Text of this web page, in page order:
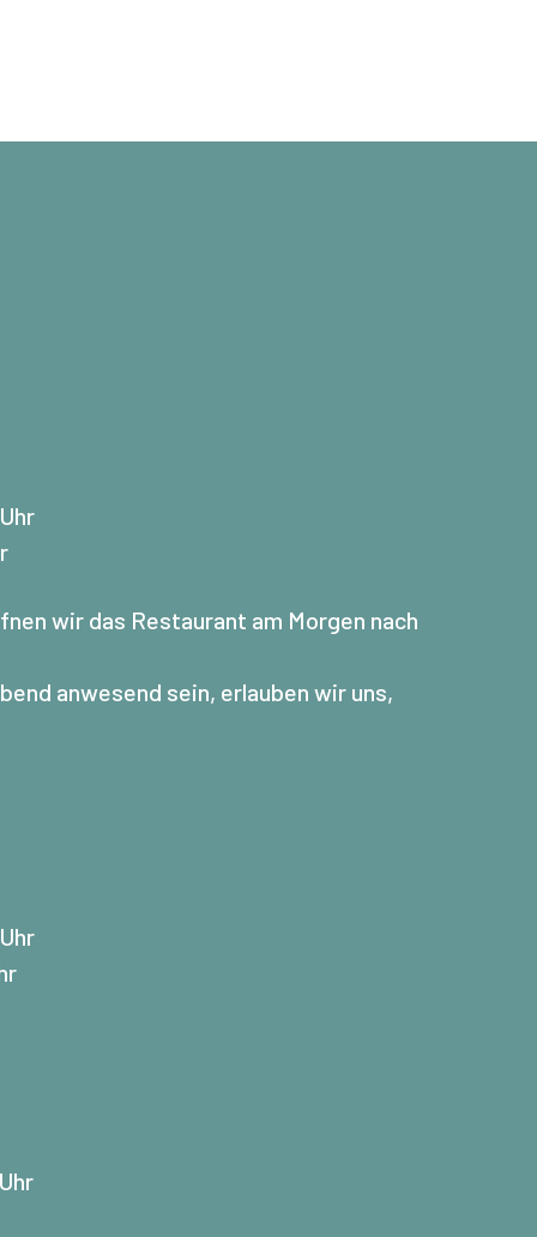
wir das Restaurant am Morgen nach
anwesend sein, erlauben wir uns,